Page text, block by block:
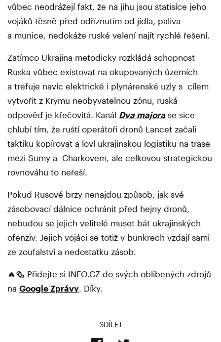
vůbec neodrážejí fakt, že na jihu jsou statisíce jeho
vojáků těsně před odříznutím od jídla, paliva
a munice, nedokáže ruské velení najít rychlé řešení.
Zatímco Ukrajina metodicky rozkládá schopnost
Ruska vůbec existovat na okupovaných územích
a trefuje navíc elektrické i plynárenské uzly s cílem
vytvořit z Krymu neobyvatelnou zónu, ruská
odpověď je křečovitá. Kanál Dva majorase sice
chlubí tím, že ruští operátoři dronů Lancet začali
taktiku kopírovat a loví ukrajinskou logistiku na trase
mezi Sumy a Charkovem, ale celkovou strategickou
rovnováhu to neřeší.
Pokud Rusové brzy nenajdou způsob, jak své
zásobovací dálnice ochránit před hejny dronů,
nebudou se jejich velitelé muset bát ukrajinských
ofenziv. Jejich vojáci se totiž v bunkrech vzdají sami
ze zoufalství a nedostatku zásob.
🔥🗞️ Přidejte si INFO.CZ do svých oblíbených zdrojů
na Google Zprávy . Díky.
SDÍLET